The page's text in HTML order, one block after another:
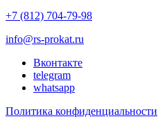
+7 (812) 704-79-98
info@rs-prokat.ru
Вконтакте
telegram
whatsapp
Политика конфиденциальности